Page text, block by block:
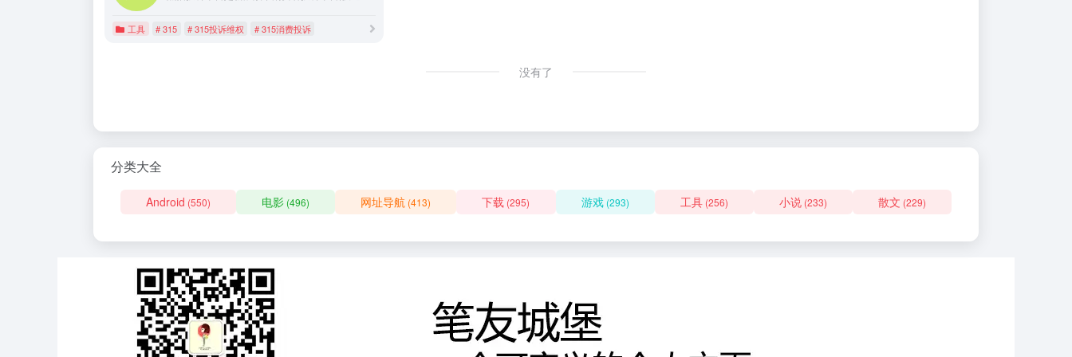
工具 # 315 # 315投诉维权 # 315消费投诉
没有了
分类大全
Android (550) 电影 (496) 网址导航 (413) 下载 (295) 游戏(293) 工具(256) 小说(233) 散文 (229)